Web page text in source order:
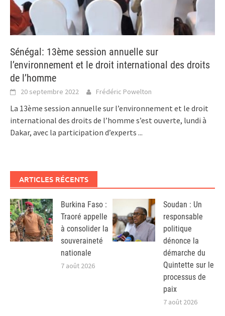
Sénégal: 13ème session annuelle sur
l’environnement et le droit international des droits
de l’homme
20 septembre 2022 Frédéric Powelton
La 13ème session annuelle sur l’environnement et le droit
international des droits de l’homme s’est ouverte, lundi à
Dakar, avec la participation d’experts ...
ARTICLES RÉCENTS
Burkina Faso :
Traoré appelle
à consolider la
souveraineté
nationale
7 août 2026
Soudan : Un
responsable
politique
dénonce la
démarche du
Quintette sur le
processus de
paix
7 août 2026